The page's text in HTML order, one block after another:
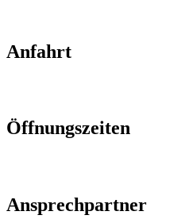
Anfahrt
Öffnungszeiten
Ansprechpartner